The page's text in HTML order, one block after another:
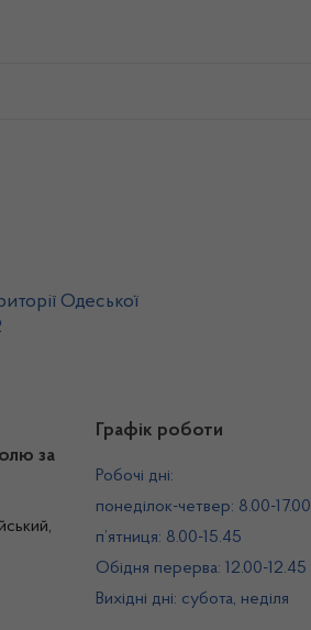
Одеської
за
Графік роботи
Робочі дні:
понеділок-четвер: 8.00-17.00
п’ятниця: 8.00-15.45
Обідня перерва: 12.00-12.45
Вихідні дні: субота, неділя